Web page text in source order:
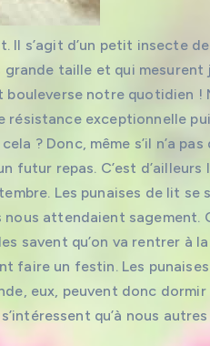
Il s’agit d’un petit insecte
taille et qui mesurent
notre quotidien !
exceptionnelle
? Donc, même s’il n’a pas
futur repas. C’est d’ailleurs
Les punaises de lit se
attendaient sagement.
savent qu’on va rentrer à
faire un festin. Les
eux, peuvent donc dormir
qu’à nous